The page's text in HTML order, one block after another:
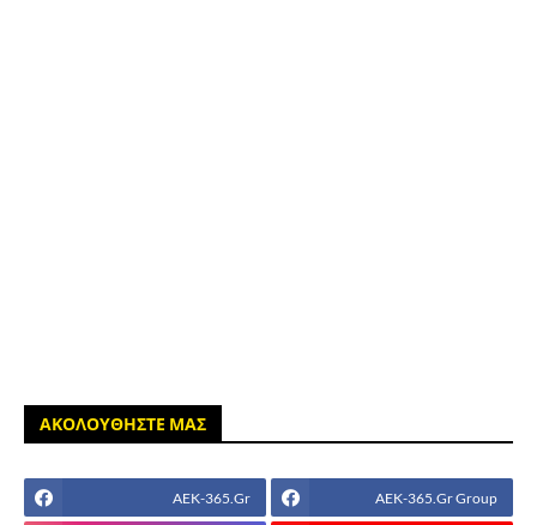
ΑΚΟΛΟΥΘΗΣΤΕ ΜΑΣ
AEK-365.Gr AEK-365.Gr Group